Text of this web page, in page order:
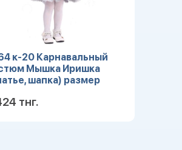
к-20 Карнавальный
Мышка Иришка
шапка) размер
тнг.